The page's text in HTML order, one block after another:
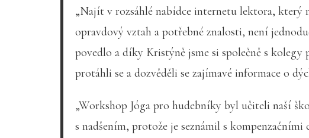
„Najít v rozsáhlé nabídce internetu lektora, který
opravdový vztah a potřebné znalosti, není
povedlo a díky Kristýně jsme si společně s kolegy
protáhli se a dozvěděli se zajímavé informace o
„Workshop Jóga pro hudebníky byl učiteli naší
s nadšením, protože je seznámil s